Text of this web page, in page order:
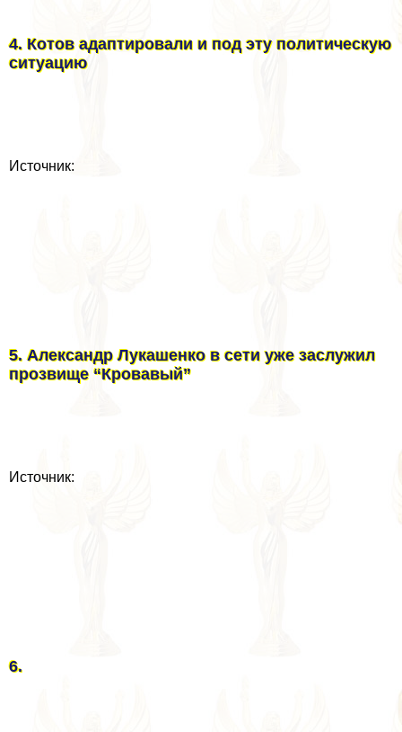
4. Котов адаптировали и под эту политическую
ситуацию
Источник:
5. Александр Лукашенко в сети уже заслужил
прозвище “Кровавый”
Источник:
6.